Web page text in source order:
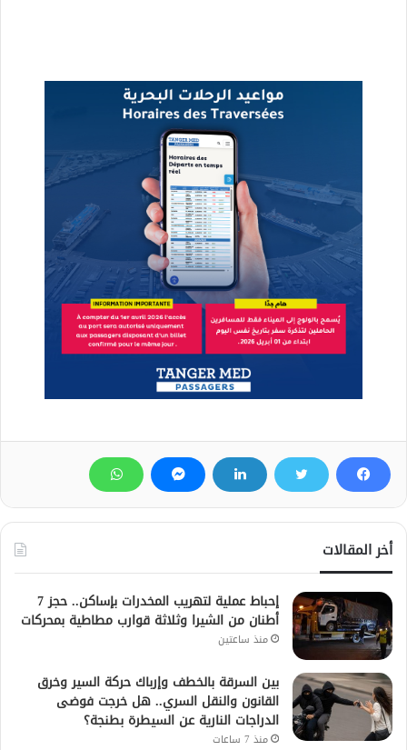
أخر المقالات
إحباط عملية لتهريب المخدرات بإساكن.. حجز 7
أطنان من الشيرا وثلاثة قوارب مطاطية بمحركات
منذ ساعتين
بين السرقة بالخطف وإرباك حركة السير وخرق
القانون والنقل السري.. هل خرجت فوضى
الدراجات النارية عن السيطرة بطنجة؟
منذ 7 ساعات